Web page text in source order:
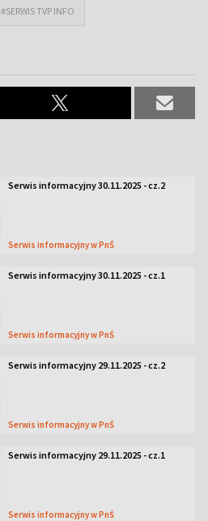
#SERWIS TVP INFO
Serwis informacyjny 30.11.2025 - cz.2
Serwis informacyjny w PnŚ
Serwis informacyjny 30.11.2025 - cz.1
Serwis informacyjny w PnŚ
Serwis informacyjny 29.11.2025 - cz.2
Serwis informacyjny w PnŚ
Serwis informacyjny 29.11.2025 - cz.1
Serwis informacyjny w PnŚ